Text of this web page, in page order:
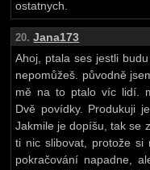
ostatnych.
20. Jana173
Ahoj, ptala ses jestli
nepomůžeš. původně
mě na to ptalo víc lidí.
Dvě povídky. Produkuji
Jakmile je dopíšu, tak se
ti nic slibovat, protože si
pokračování napadne,